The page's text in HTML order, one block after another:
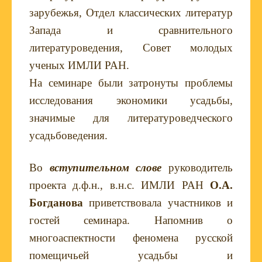
зарубежья, Отдел классических литератур
Запада и сравнительного
литературоведения, Совет молодых
ученых ИМЛИ РАН.
На семинаре были затронуты проблемы
исследования экономики усадьбы,
значимые для литературоведческого
усадьбоведения.
Во вступительном слове руководитель
проекта д.ф.н., в.н.с. ИМЛИ РАН О.А.
Богдановаприветствовала участников и
гостей семинара. Напомнив о
многоаспектности феномена русской
помещичьей усадьбы и